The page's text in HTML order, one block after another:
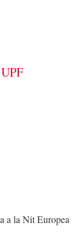
a la Nit Europea